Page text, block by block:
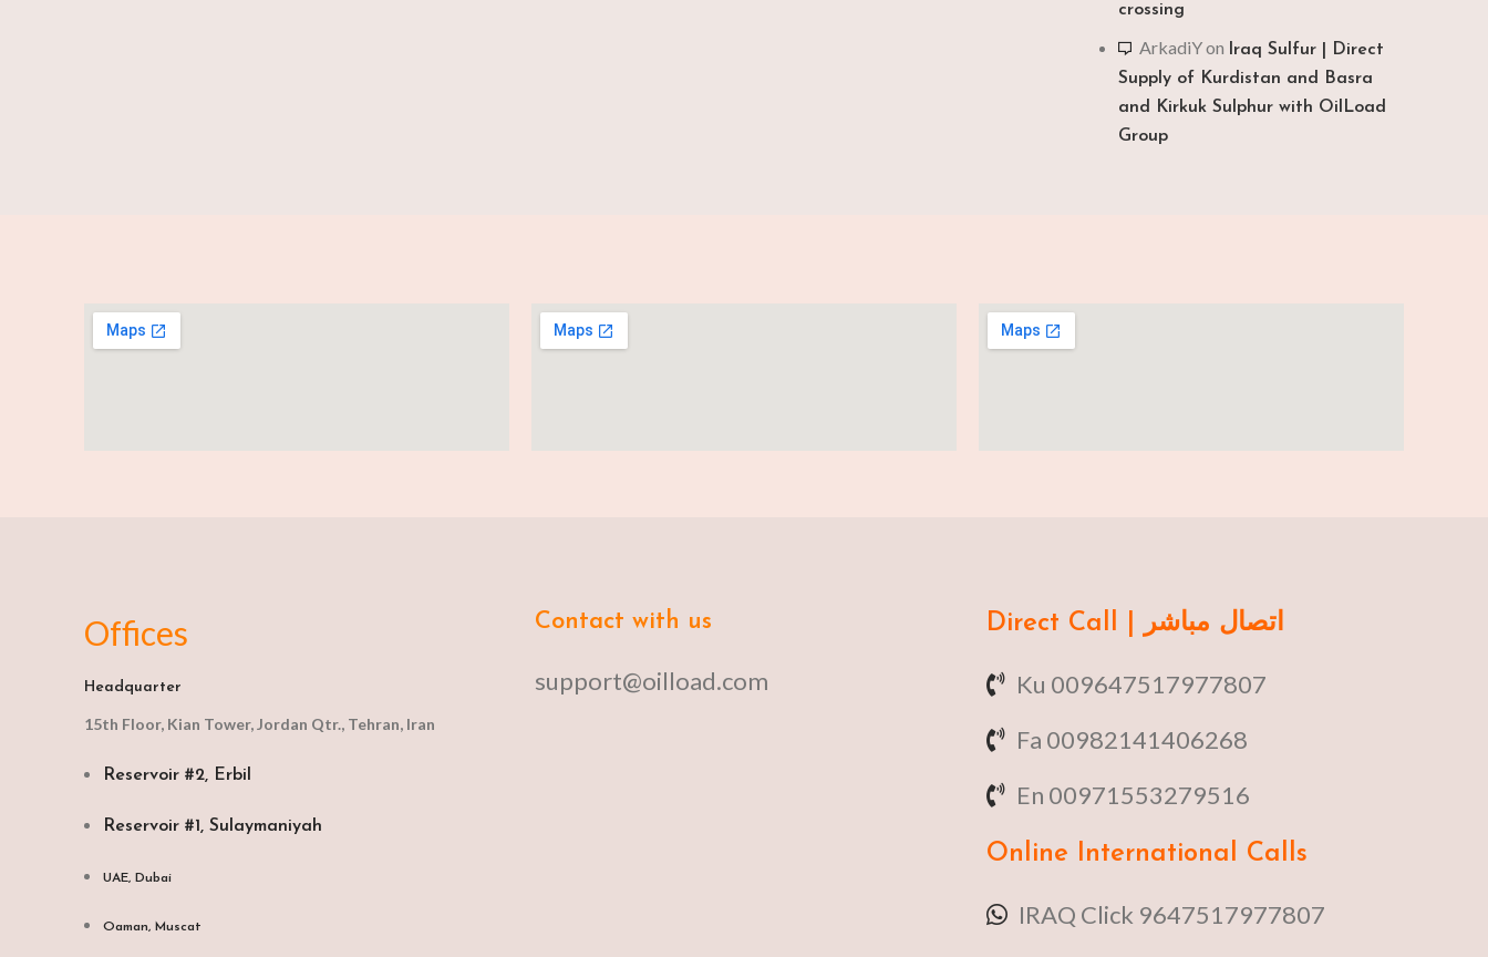
crossing
ArkadiYon
Iraq Sulfur | Direct
Supply of Kurdistan and Basra
and Kirkuk Sulphur with OilLoad
Group
Offices
Headquarter
15th Floor, Kian Tower, Jordan Qtr., Tehran, Iran
Reservoir #2, Erbil
Reservoir #1, Sulaymaniyah
UAE, Dubai
Oaman, Muscat​
Contact with us
support@oilload.com
Direct Call | اتصال مباشر
Ku 009647517977807
Fa 00982141406268
En 00971553279516
Online International Calls
IRAQ Click 9647517977807